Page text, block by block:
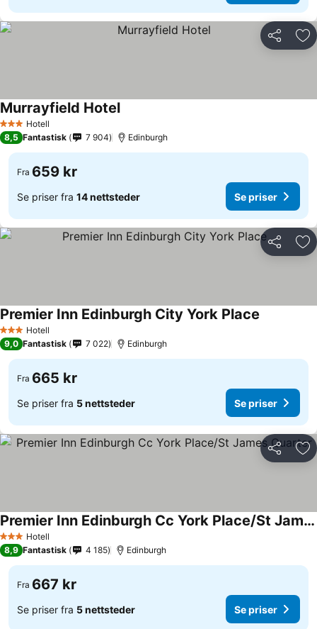
Del
3 StjernerHotell
Murrayfield Hotel
8,5 Fantastisk 7 904 Edinburgh
Fra 659 kr
Se priser fra 14 nettsteder Se priser
Del
3 StjernerHotell
Premier Inn Edinburgh City York Place
9,0 Fantastisk 7 022 Edinburgh
Fra 665 kr
Se priser fra 5 nettsteder Se priser
Del
3 StjernerHotell
Premier Inn Edinburgh Cc York Place/St James Quarter
8,9 Fantastisk 4 185 Edinburgh
Fra 667 kr
Se priser fra 5 nettsteder Se priser